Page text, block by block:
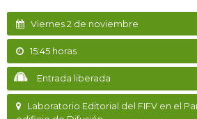
Viernes 2 de noviembre
15:45 horas
Entrada liberada
Laboratorio Editorial del FIFV en el